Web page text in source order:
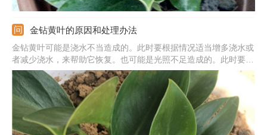
金钻黄叶的原因和处理办法
金钻黄叶可能是浇水不当造成的。此时要根据情况适当增多浇水或
者减少浇水，来帮助它恢复。也可能是光照不足造成的。此时要准
备一个具有充足散射光线的位置，作为它新的养护地点。还可能是
施肥过量造成的。此时，要用水将花土之中尚未被吸收掉的肥料冲
掉，再把它移动到通风处晾干土壤，并停肥养护一段时间。